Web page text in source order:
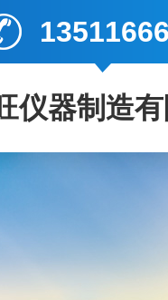
仪器制造